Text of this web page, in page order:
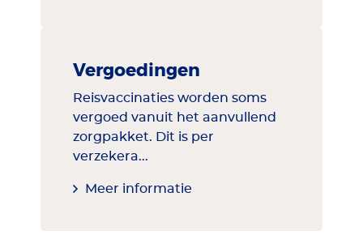
Vergoedingen
Reisvaccinaties worden soms
vergoed vanuit het aanvullend
zorgpakket. Dit is per
verzekera...
Meer informatie